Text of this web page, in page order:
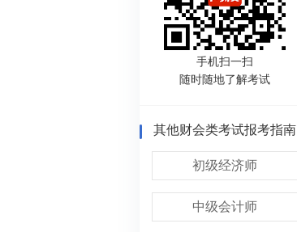
手机扫一扫
随时随地了解考试
其他财会类考试报考指南
初级经济师
中级会计师